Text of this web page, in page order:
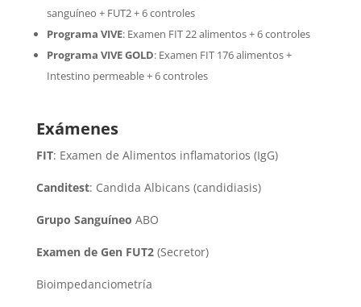
sanguíneo + FUT2 + 6 controles
Programa VIVE: Examen FIT 22 alimentos + 6 controles
Programa VIVE GOLD: Examen FIT 176 alimentos +
Intestino permeable + 6 controles
Exámenes
FIT: Examen de Alimentos inflamatorios (IgG)
Canditest: Candida Albicans (candidiasis)
Grupo Sanguíneo ABO
Examen de Gen FUT2(Secretor)
Bioimpedanciometría